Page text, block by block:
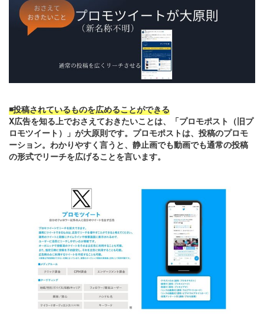
◾️投稿されているものを広めることができる
X広告を知る上でおさえておきたいことは、「プロモポスト（旧プ
ロモツイート）」が大原則です。プロモポストは、投稿のプロモ
ーション。わかりやすく言うと、静止画でも動画でも通常の投稿
の形式でリーチを広げることを言います。